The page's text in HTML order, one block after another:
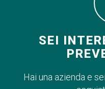
SEI
Hai una azienda e